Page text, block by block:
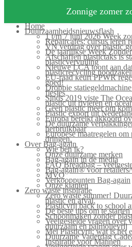
Home
Duurzaamheidsnieuwsflash
1 t/m 7 juni 2026 Week
Repaircafés: cursus leren
VN verdrag over plastic
De jaarlijkse Week
Afschaffen plastictaks is
plasticvervuiling
Nieuwe LCA toont aan
plasticrecycling
EU-raad keurt PPWR
goed!
Droppie
flesjes
Sinds 2019 viste The
plastic uit rivieren en
Geen plastic meer om
Plastic export uit
Europa bereikt akkoord
De duurzame
herbruikbaar
Europese maatregelen
dringen.
Over Bag-again
Wie ben ik?
Onze duurzame merken
Bag-again in de media
FAQ Breadbag –
Bag-again® voor
MVO
Verkooppunten Bag-again
Onze klanten
Zero waste inspiratie
Zero waste summer!
plastic en afval.
Plasticvrij back to school
De beste tips om te
Schoonmaken zonder
Veelgestelde vragen over
duurzaam en palmolievrij
Mei Plasticvrij: wat is het
Duurzame Vaderdag
Inspiratie voor Mannen
Zonnige zomer